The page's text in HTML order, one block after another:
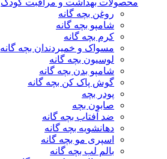
محصولات بهداشت و مراقبت کودک
روغن بچه گانه
شامپو بچه گانه
کرم بچه گانه
مسواک و خمیردندان بچه گانه
لوسیون بچه گانه
شامپو بدن بچه گانه
گوش پاک کن بچه گانه
پودر بچه
صابون بچه
ضد آفتاب بچه گانه
دهانشویه بچه گانه
اسپری مو بچه گانه
بالم لب بچه گانه